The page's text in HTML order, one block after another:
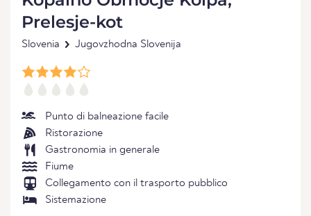
Prelesje-kot
Slovenia Jugovzhodna Slovenija
Punto di balneazione facile
Ristorazione
Gastronomia in generale
Fiume
Collegamento con il trasporto pubblico
Sistemazione